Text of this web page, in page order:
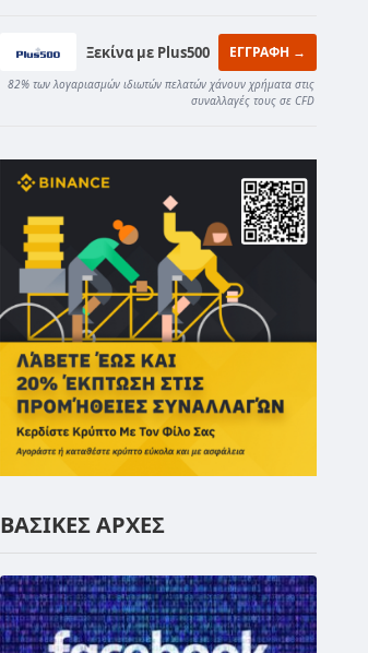
Ξεκίνα με Plus500 ΕΓΓΡΑΦΗ →
82% των λογαριασμών ιδιωτών πελατών χάνουν χρήματα στις
συναλλαγές τους σε CFD
ΒΑΣΙΚΕΣ ΑΡΧΕΣ